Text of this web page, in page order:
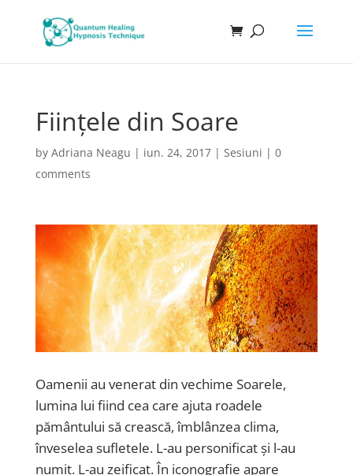
Ființele din Soare
by Adriana Neagu | iun. 24, 2017| Sesiuni | 0
comments
Oamenii au venerat din vechime Soarele,
lumina lui fiind cea care ajuta roadele
pământului să crească, îmblânzea clima,
înveselea sufletele. L-au personificat și l-au
numit. L-au zeificat. În iconografie apare